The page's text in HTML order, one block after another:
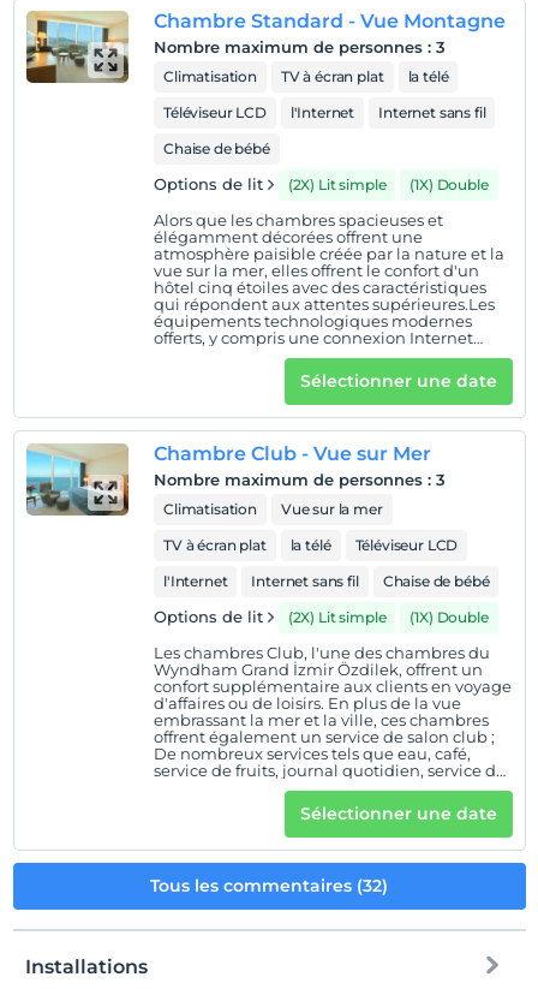
İzmir Agamemnon ; Utilisation des piscines
extérieures et intérieures, de la piscine
thermale, du jacuzzi, du bain turc, du sauna,
du hammam et du centre de fitness
Utilisation du stationnement intérieur et
extérieur
Chambre Standard - Vue Montagne
Nombre maximum de personnes : 3
Climatisation TV à écran plat
la télé
Téléviseur LCD
l'Internet
Internet sans fil
Chaise de bébé
Options de lit (2X) Lit simple (1X) Double
Alors que les chambres spacieuses et
élégamment décorées offrent une
atmosphère paisible créée par la nature et la
vue sur la mer, elles offrent le confort d'un
hôtel cinq étoiles avec des caractéristiques
qui répondent aux attentes supérieures.Les
équipements technologiques modernes
offerts, y compris une connexion Internet
rapide, apportent la commodité à la invités.
Services gratuits offerts aux clients des
chambres standard ; Service Internet haute
vitesse filaire et sans fil Eau (1 par personne /
par jour) Thé et café Bénéficiant des
être Qualitaspa İzmir Agamemnon ; piscines
extérieures - intérieures, piscine thermale,
jacuzzi, bain turc, sauna, hammam et fitness.
Stationnement extérieur-intérieur
Sélectionner une date
Chambre Club - Vue sur Mer
Nombre maximum de personnes : 3
Climatisation
Vue sur la mer
TV à écran plat
la télé
Téléviseur LCD
l'Internet
Internet sans fil Chaise de bébé
Options de lit (2X) Lit simple (1X) Double
Les chambres Club, l'une des chambres du
Wyndham Grand İzmir Özdilek, offrent un
confort supplémentaire aux clients en voyage
d'affaires ou de loisirs. En plus de la vue
embrassant la mer et la ville, ces chambres
offrent également un service de salon club ;
De nombreux services tels que eau, café,
service de fruits, journal quotidien, service de
nettoyage à sec, piscines intérieure et
extérieure, service SPA, piscines thermales,
connexion Internet sans fil, équipement de
salle de bain, équipement de cuisine sont
proposés gratuitement. Services gratuits
Internet haute vitesse filaire et sans fil Eau (1
Utilisation du salon club Utilisation du Club
Sélectionner une date
Tous les commentaires (32)
Installations